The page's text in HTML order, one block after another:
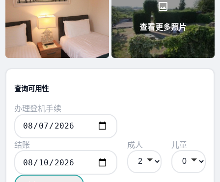
查看更多照片
查询可用性
办理登机手续
结账 成人 儿童